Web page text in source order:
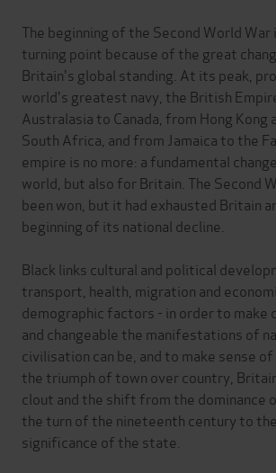
The beginning of the Second World War
turning point because of the great
Britain's global standing. At its peak,
world's greatest navy, the British
Australasia to Canada, from Hong Kong
South Africa, and from Jamaica to the
empire is no more: a fundamental
world, but also for Britain. The Second
been won, but it had exhausted Britain
beginning of its national decline.
Black links cultural and political
transport, health, migration and
demographic factors - in order to make
and changeable the manifestations of
civilisation can be, and to make sense
the triumph of town over country,
clout and the shift from the dominance
the turn of the nineteenth century to
significance of the state.